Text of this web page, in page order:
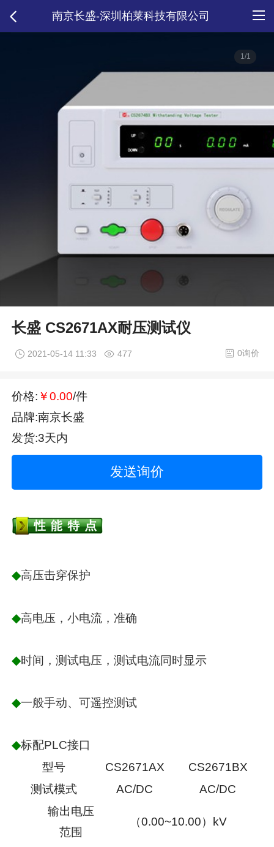
南京长盛-深圳柏莱科技有限公司
1/1
长盛 CS2671AX耐压测试仪
2021-05-14 11:33 477 0询价
价格: ￥0.00/件
品牌:南京长盛
发货:3天内
发送询价
◆高压击穿保护
◆高电压，小电流，准确
◆时间，测试电压，测试电流同时显示
◆一般手动、可遥控测试
◆标配PLC接口
型号
CS2671AX
CS2671BX
测试模式
AC/DC AC/DC
输出电压
范围
（0.00~10.00）kV